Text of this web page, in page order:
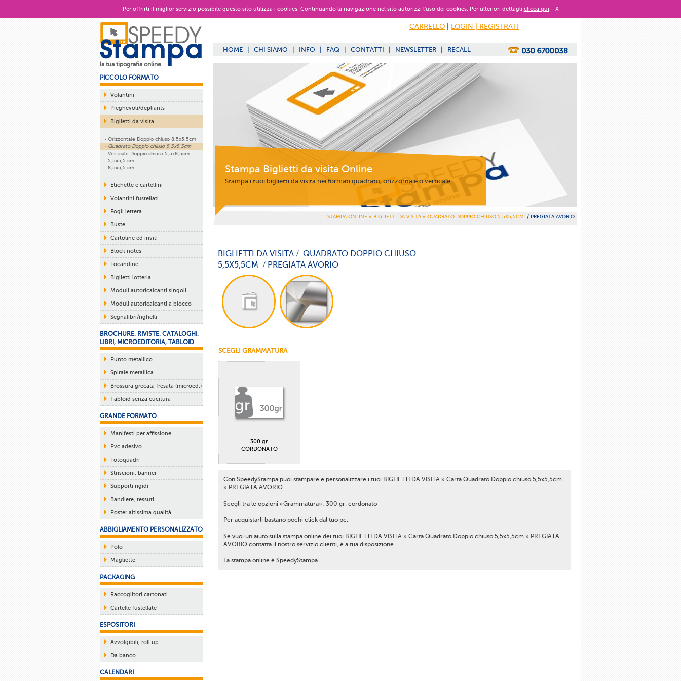
Per offrirti il miglior servizio possibile questo sito utilizza i cookies. Continuando la navigazione nel sito autorizzi l’uso dei cookies. Per ulteriori dettagli clicca qui. X
la tua tipografia online
PICCOLO FORMATO
Volantini
Pieghevoli/depliants
Biglietti da visita
· Orizzontale Doppio chiuso 8,5x5,5cm
· Quadrato Doppio chiuso 5,5x5,5cm
· Verticale Doppio chiuso 5,5x8,5cm
· 5,5x5,5 cm
· 8,5x5,5 cm
Etichette e cartellini
Volantini fustellati
Fogli lettera
Buste
Cartoline ed inviti
Block notes
Locandine
Biglietti lotteria
Moduli autoricalcanti singoli
Moduli autoricalcanti a blocco
Segnalibri/righelli
BROCHURE, RIVISTE, CATALOGHI,
LIBRI, MICROEDITORIA, TABLOID
Punto metallico
Spirale metallica
Brossura grecata fresata (microed.)
Tabloid senza cucitura
GRANDE FORMATO
Manifesti per affissione
Pvc adesivo
Fotoquadri
Striscioni, banner
Supporti rigidi
Bandiere, tessuti
Poster altissima qualità
ABBIGLIAMENTO PERSONALIZZATO
Polo
Magliette
PACKAGING
Raccoglitori cartonati
Cartelle fustellate
ESPOSITORI
Avvolgibili, roll up
Da banco
CALENDARI
CARRELLO LOGIN | REGISTRATI
HOME CHI SIAMO INFO FAQ CONTATTI NEWSLETTER RECALL
Stampa Biglietti da visita Online
Stampa i tuoi biglietti da visita nei formati quadrato, orizzontale o verticale.
STAMPA ONLINE « BIGLIETTI DA VISITA « QUADRATO DOPPIO CHIUSO 5,5X5,5CM / PREGIATA AVORIO
BIGLIETTI DA VISITA / QUADRATO DOPPIO CHIUSO
5,5X5,5CM / PREGIATA AVORIO
SCEGLI GRAMMATURA
300 gr.
CORDONATO
Con SpeedyStampa puoi stampare e personalizzare i tuoi BIGLIETTI DA VISITA » Carta Quadrato Doppio chiuso 5,5x5,5cm
» PREGIATA AVORIO.
Scegli tra le opzioni «Grammatura»: 300 gr. cordonato
Per acquistarli bastano pochi click dal tuo pc.
Se vuoi un aiuto sulla stampa online dei tuoi BIGLIETTI DA VISITA » Carta Quadrato Doppio chiuso 5,5x5,5cm » PREGIATA
AVORIO contatta il nostro servizio clienti, è a tua disposizione.
La stampa online è SpeedyStampa.